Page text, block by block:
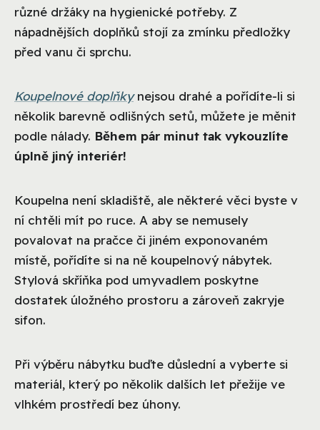
různé držáky na hygienické potřeby. Z
nápadnějších doplňků stojí za zmínku předložky
před vanu či sprchu.
Koupelnové doplňkynejsou drahé a pořídíte-li si
několik barevně odlišných setů, můžete je měnit
podle nálady. Během pár minut tak vykouzlíte
úplně jiný interiér!
Koupelna není skladiště, ale některé věci byste v
ní chtěli mít po ruce. A aby se nemusely
povalovat na pračce či jiném exponovaném
místě, pořídíte si na ně koupelnový nábytek.
Stylová skříňka pod umyvadlem poskytne
dostatek úložného prostoru a zároveň zakryje
sifon.
Při výběru nábytku buďte důslední a vyberte si
materiál, který po několik dalších let přežije ve
vlhkém prostředí bez úhony.